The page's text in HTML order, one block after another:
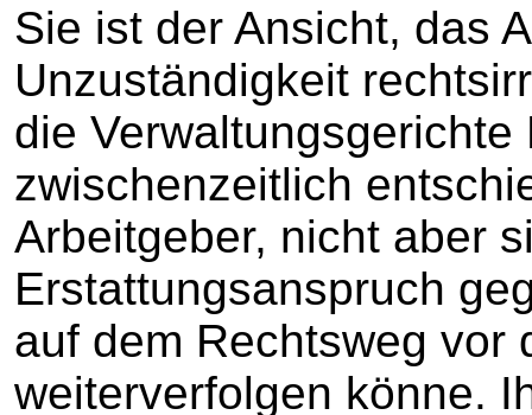
Sie ist der Ansicht, das
Unzuständigkeit
die
zwischenzeitlich
Arbeitgeber, nicht aber
Erstattungsanspruch
auf dem Rechtsweg vor
weiterverfolgen könne.